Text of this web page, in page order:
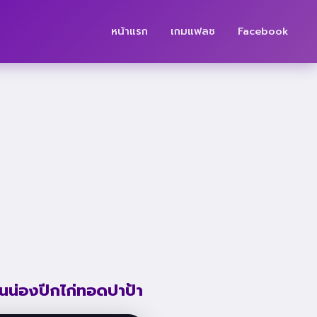
หน้าแรก เกมแฟลช Facebook
น่องปีกไก่ทอดปาป้า